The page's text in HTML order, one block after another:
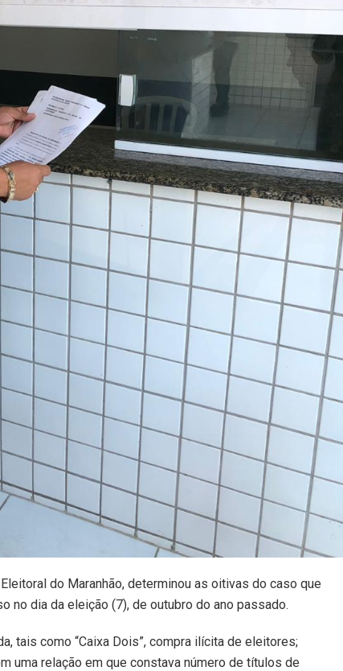
do Maranhão, determinou as oitivas do caso que
no dia da eleição (7), de outubro do ano passado.
tais como “Caixa Dois”, compra ilícita de eleitores;
uma relação em que constava número de títulos de